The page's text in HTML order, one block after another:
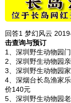
回答1 梦幻风云
击查询与预订
1、深圳野生动物园
2、深圳野生动物园
3、深圳野生动物园
4、深烟台长岛渔家
价140元
5、深圳野生动物园